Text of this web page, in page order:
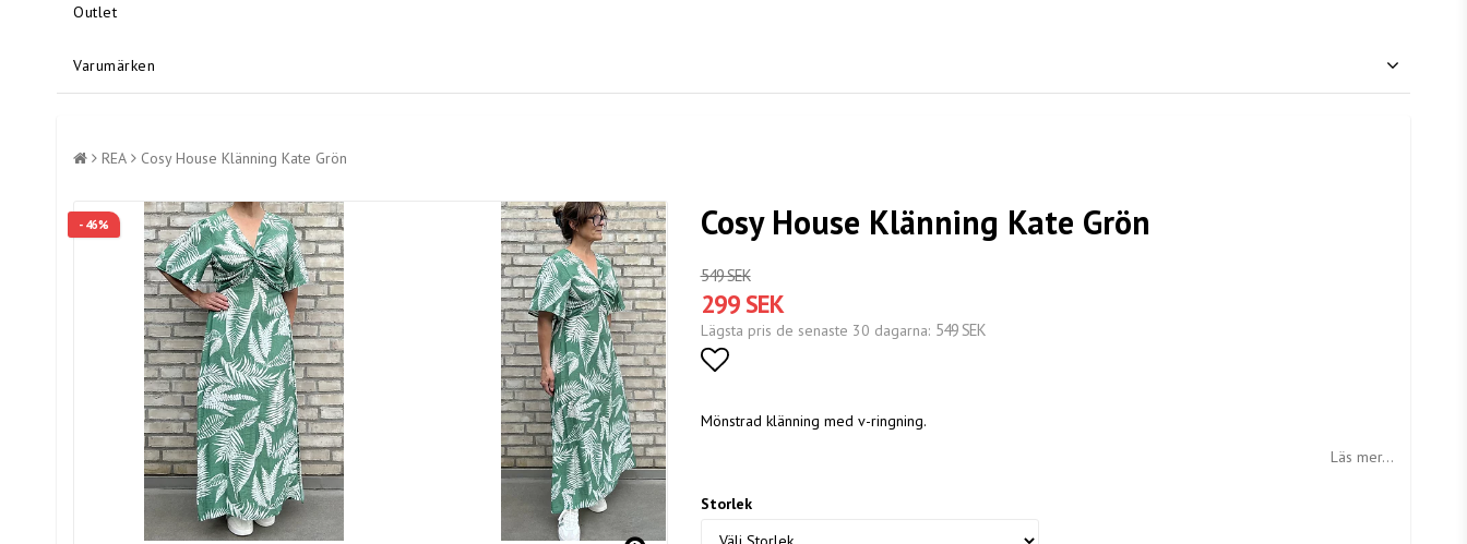
Outlet
Varumärken
REA Cosy House Klänning Kate Grön
- 46% Cosy House Klänning Kate Grön
549 SEK
299 SEK
Lägsta pris de senaste 30 dagarna 549 SEK
Mönstrad klänning med v-ringning.
Läs mer...
Storlek